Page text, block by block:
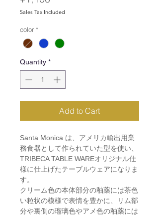
Sales Tax Included
color *
Quantity *
Add to Cart
Santa Monica は、アメリカ輸出用業
務食器として作られていた型を使い、
TRIBECA TABLE WAREオリジナル仕
様に仕上げたテーブルウェアになりま
す。
クリーム色の本体部分の釉薬には茶色
い粒状の模様で表情を豊かに、リム部
分や裏側の瑠璃色やアメ色の釉薬には